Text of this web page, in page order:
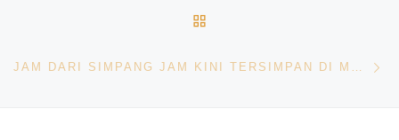
JAM DARI SIMPANG JAM KINI TERSIMPAN DI MUSEUM RAJA ALI HAJI